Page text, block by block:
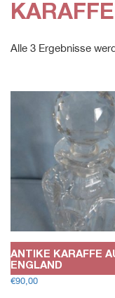
Alle 3 Ergebnisse
ANTIKE KARAFFE
ENGLAND
€90,00